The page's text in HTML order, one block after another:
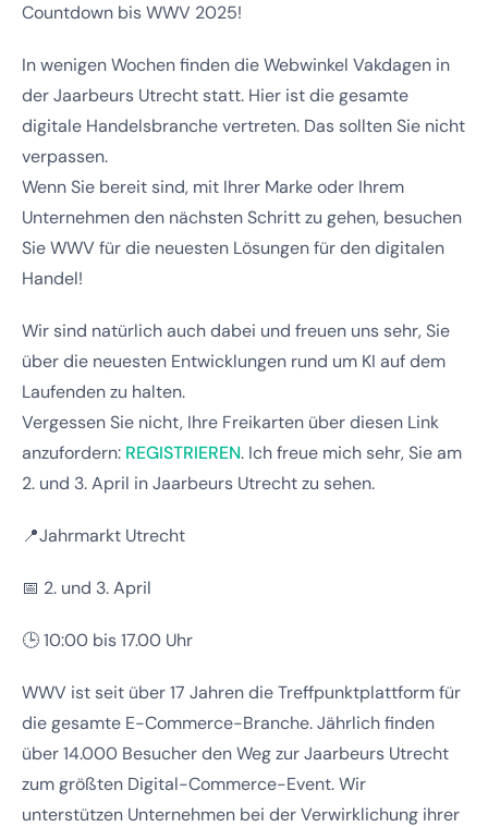
Countdown bis WWV 2025!
In wenigen Wochen finden die Webwinkel Vakdagen in
der Jaarbeurs Utrecht statt. Hier ist die gesamte
digitale Handelsbranche vertreten. Das sollten Sie nicht
verpassen.
Wenn Sie bereit sind, mit Ihrer Marke oder Ihrem
Unternehmen den nächsten Schritt zu gehen, besuchen
Sie WWV für die neuesten Lösungen für den digitalen
Handel!
Wir sind natürlich auch dabei und freuen uns sehr, Sie
über die neuesten Entwicklungen rund um KI auf dem
Laufenden zu halten.
Vergessen Sie nicht, Ihre Freikarten über diesen Link
anzufordern: REGISTRIEREN. Ich freue mich sehr, Sie am
2. und 3. April in Jaarbeurs Utrecht zu sehen.
📍Jahrmarkt Utrecht
📅 2. und 3. April
🕒 10:00 bis 17.00 Uhr
WWV ist seit über 17 Jahren die Treffpunktplattform für
die gesamte E-Commerce-Branche. Jährlich finden
über 14.000 Besucher den Weg zur Jaarbeurs Utrecht
zum größten Digital-Commerce-Event. Wir
unterstützen Unternehmen bei der Verwirklichung ihrer